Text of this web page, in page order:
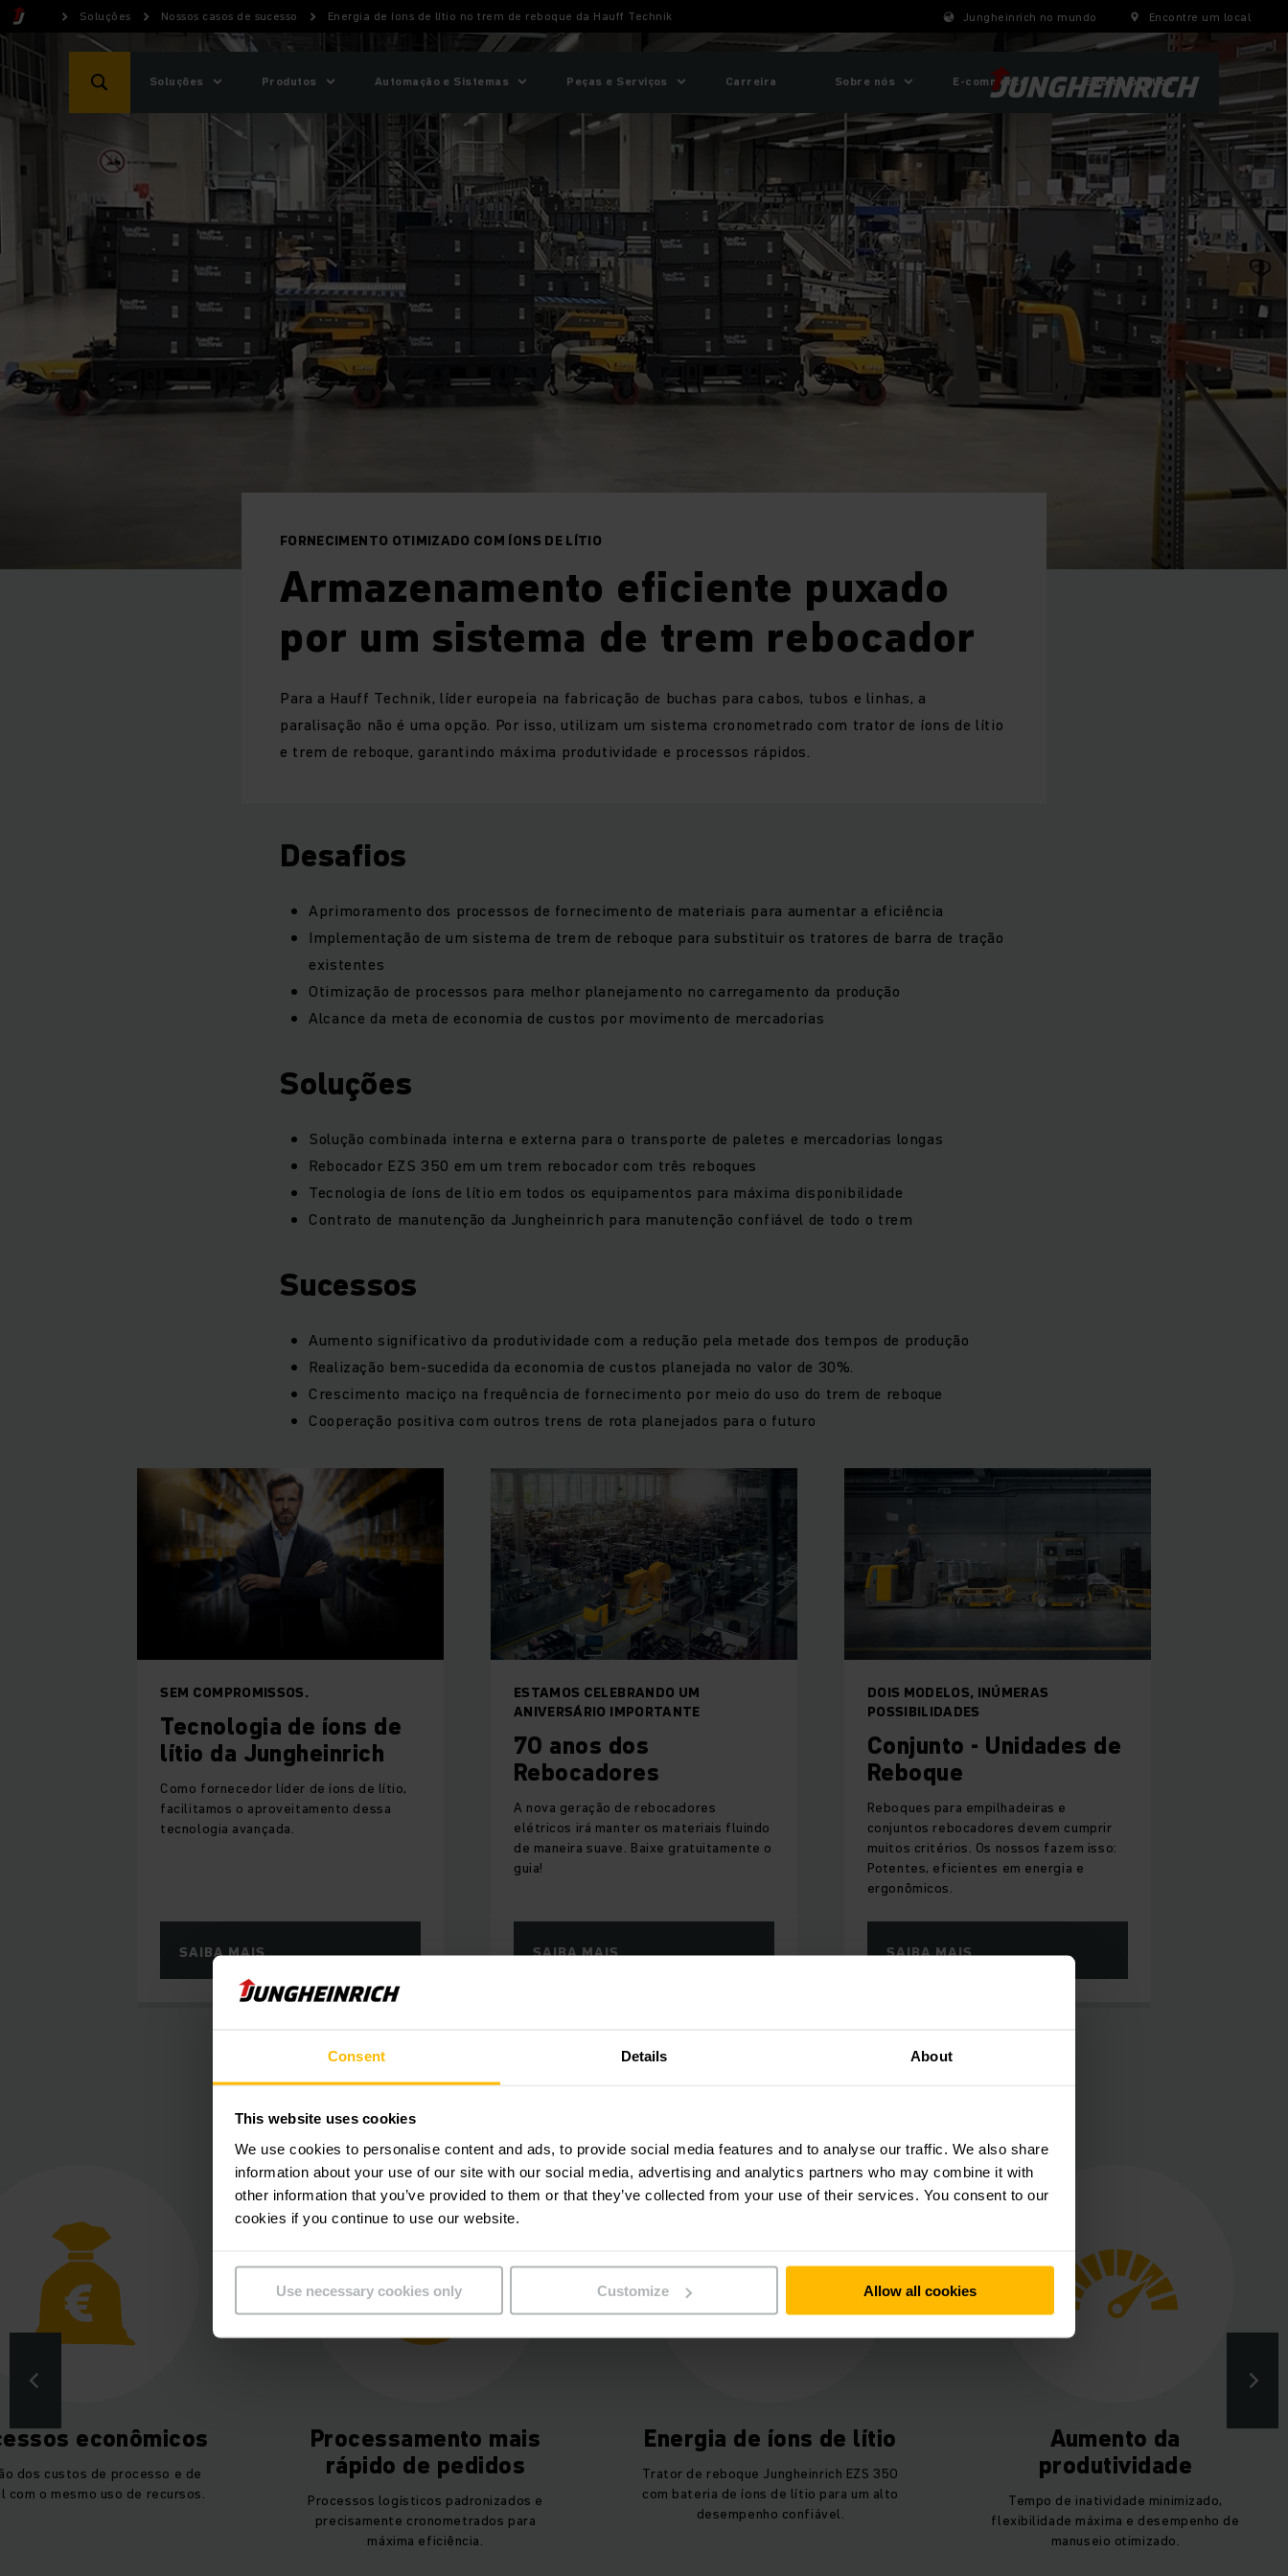
Consent Details About
This website uses cookies
We use cookies to personalise content and ads, to provide social media features and to analyse our traffic. We also share
information about your use of our site with our social media, advertising and analytics partners who may combine it with
other information that you’ve provided to them or that they’ve collected from your use of their services. You consent to our
cookies if you continue to use our website.
Use necessary cookies only Customize Allow all cookies
Soluções Nossos casos de sucesso Energia de íons de lítio no trem de reboque da Hauff Technik Jungheinrich no mundo Encontre um local
Soluções Produtos Automação e Sistemas Peças e Serviços Carreira Sobre nós E-commerce ESG na prática
FORNECIMENTO OTIMIZADO COM ÍONS DE LÍTIO
Armazenamento eficiente puxado
por um sistema de trem rebocador
Para a Hauff Technik, líder europeia na fabricação de buchas para cabos, tubos e linhas, a
paralisação não é uma opção. Por isso, utilizam um sistema cronometrado com trator de íons de lítio
e trem de reboque, garantindo máxima produtividade e processos rápidos.
Desafios
Aprimoramento dos processos de fornecimento de materiais para aumentar a eficiência
Implementação de um sistema de trem de reboque para substituir os tratores de barra de tração
existentes
Otimização de processos para melhor planejamento no carregamento da produção
Alcance da meta de economia de custos por movimento de mercadorias
Soluções
Solução combinada interna e externa para o transporte de paletes e mercadorias longas
Rebocador EZS 350 em um trem rebocador com três reboques
Tecnologia de íons de lítio em todos os equipamentos para máxima disponibilidade
Contrato de manutenção da Jungheinrich para manutenção confiável de todo o trem
Sucessos
Aumento significativo da produtividade com a redução pela metade dos tempos de produção
Realização bem-sucedida da economia de custos planejada no valor de 30%.
Crescimento maciço na frequência de fornecimento por meio do uso do trem de reboque
Cooperação positiva com outros trens de rota planejados para o futuro
SEM COMPROMISSOS.
Tecnologia de íons de
lítio da Jungheinrich
Como fornecedor líder de íons de lítio,
facilitamos o aproveitamento dessa
tecnologia avançada.
SAIBA MAIS
ESTAMOS CELEBRANDO UM
ANIVERSÁRIO IMPORTANTE
70 anos dos
Rebocadores
A nova geração de rebocadores
elétricos irá manter os materiais fluindo
de maneira suave. Baixe gratuitamente o
guia!
SAIBA MAIS
DOIS MODELOS, INÚMERAS
POSSIBILIDADES
Conjunto - Unidades de
Reboque
Reboques para empilhadeiras e
conjuntos rebocadores devem cumprir
muitos critérios. Os nossos fazem isso:
Potentes, eficientes em energia e
ergonômicos.
SAIBA MAIS
econômicos
dos custos de processo e de
com o mesmo uso de recursos.
Processamento mais
rápido de pedidos
Processos logísticos padronizados e
precisamente cronometrados para
máxima eficiência.
Energia de íons de lítio
Trator de reboque Jungheinrich EZS 350
com bateria de íons de lítio para um alto
desempenho confiável.
Aumento da
produtividade
Tempo de inatividade minimizado,
flexibilidade máxima e desempenho de
manuseio otimizado.